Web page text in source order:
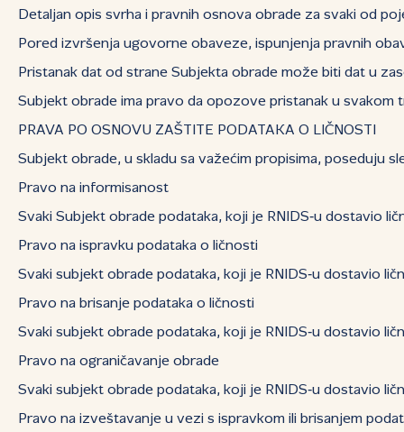
Detaljan opis svrha i pravnih osnova obrade za svaki od
Pored izvršenja ugovorne obaveze, ispunjenja pravnih
Pristanak dat od strane Subjekta obrade može biti dat u
Subjekt obrade ima pravo da opozove pristanak u
PRAVA PO OSNOVU ZAŠTITE PODATAKA O LIČNOSTI
Subjekt obrade, u skladu sa važećim propisima, poseduju
Pravo na informisanost
Svaki Subjekt obrade podataka, koji je RNIDS‑u dostavio
Pravo na ispravku podataka o ličnosti
Svaki subjekt obrade podataka, koji je RNIDS‑u dostavio
Pravo na brisanje podataka o ličnosti
Svaki subjekt obrade podataka, koji je RNIDS‑u dostavio
Pravo na ograničavanje obrade
Svaki subjekt obrade podataka, koji je RNIDS‑u dostavio
Pravo na izveštavanje u vezi s ispravkom ili brisanjem